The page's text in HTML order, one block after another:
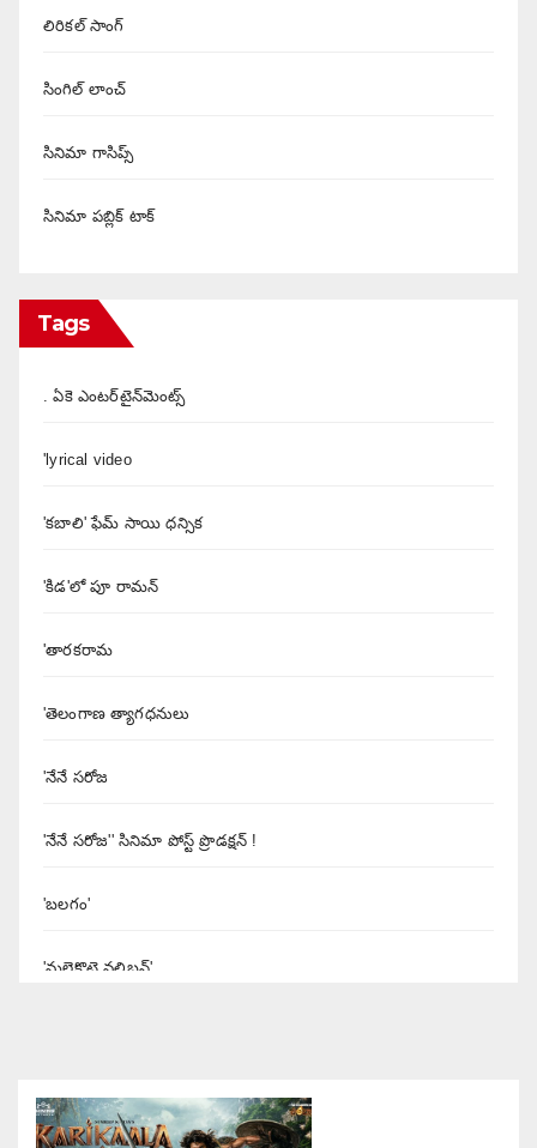
లిరికల్ సాంగ్
సింగిల్ లాంచ్
సినిమా గాసిప్స్
సినిమా పబ్లిక్ టాక్
Tags
. ఏకె ఎంటర్‌టైన్‌మెంట్స్
'lyrical video
'కబాలి' ఫేమ్ సాయి ధన్సిక
'కిడ'లో పూ రామన్
'తారకరామ
'తెలంగాణ త్యాగధనులు
'నేనే సరోజ
'నేనే సరోజ'' సినిమా పోస్ట్ ప్రొడక్షన్ !
'బలగం'
'మలైకొట్టై వలిబన్'
'రుద్రంగి' సినిమా రివ్యూ